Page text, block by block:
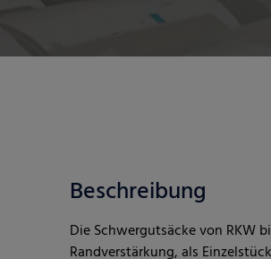
Beschreibung
Die Schwergutsäcke von RKW
Randverstärkung, als